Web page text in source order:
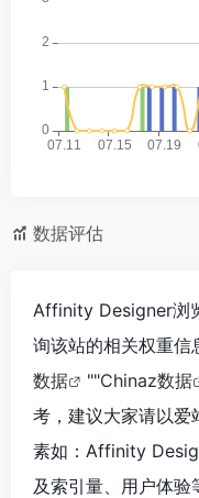
数据评估
Affinity Designer浏
询该站的相关权重信
数据
""Chinaz数据
考，建议大家请以爱
素如：Affinity
及索引量、用户体